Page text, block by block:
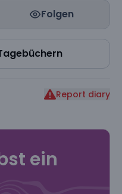
Folgen
Report diary
ein